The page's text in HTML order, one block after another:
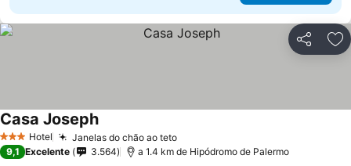
Partilhar
3 EstrelasHotel Janelas do chão ao teto
Casa Joseph
9,1 Excelente 3.564 a 1.4 km de Hipódromo de Palermo